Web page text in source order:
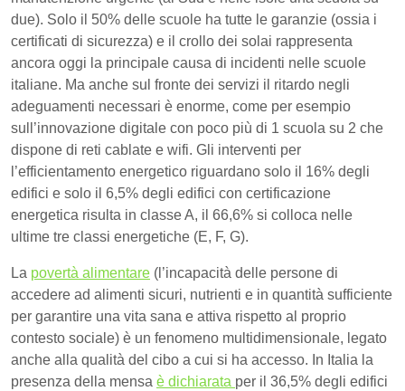
due). Solo il 50% delle scuole ha tutte le garanzie (ossia i
certificati di sicurezza) e il crollo dei solai rappresenta
ancora oggi la principale causa di incidenti nelle scuole
italiane. Ma anche sul fronte dei servizi il ritardo negli
adeguamenti necessari è enorme, come per esempio
sull’innovazione digitale con poco più di 1 scuola su 2 che
dispone di reti cablate e wifi. Gli interventi per
l’efficientamento energetico riguardano solo il 16% degli
edifici e solo il 6,5% degli edifici con certificazione
energetica risulta in classe A, il 66,6% si colloca nelle
ultime tre classi energetiche (E, F, G).
La povertà alimentare (l’incapacità delle persone di
accedere ad alimenti sicuri, nutrienti e in quantità sufficiente
per garantire una vita sana e attiva rispetto al proprio
contesto sociale) è un fenomeno multidimensionale, legato
anche alla qualità del cibo a cui si ha accesso. In Italia la
presenza della mensa è dichiarata per il 36,5% degli edifici